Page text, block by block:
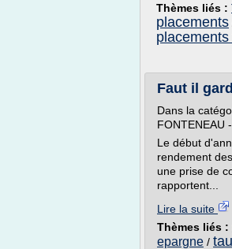
Thèmes liés :
placements
Faut il
Dans la
FONTENEAU
Le début
rendement
une prise de
rapportent...
Lire la suite
Thèmes liés :
epargne /